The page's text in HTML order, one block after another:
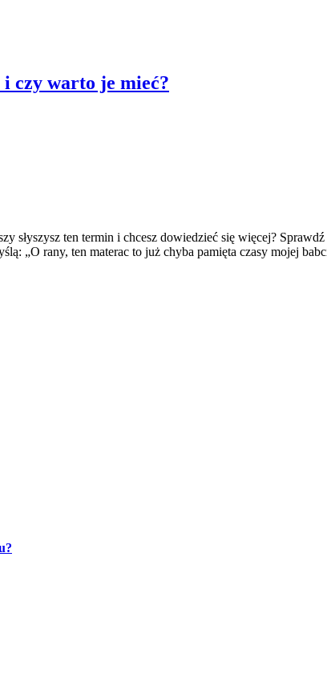
czy warto je mieć?
słyszysz ten termin i chcesz dowiedzieć się więcej?
„O rany, ten materac to już chyba pamięta czasy mojej